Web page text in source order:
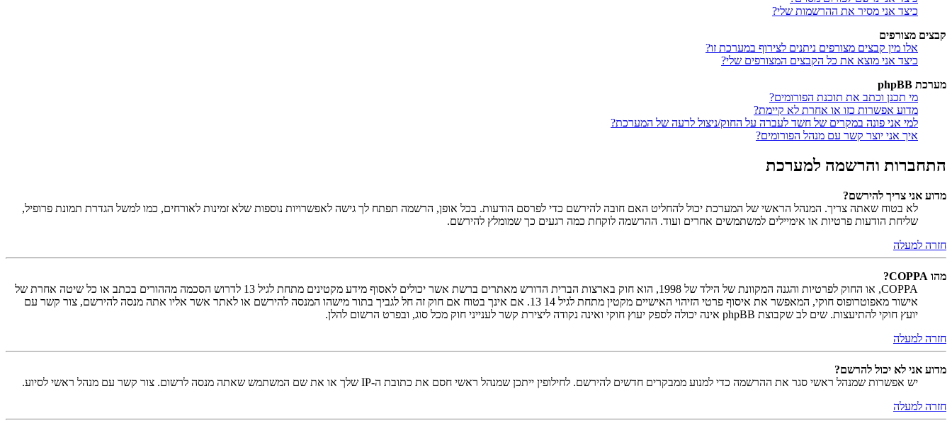
כיצד אני מסיר את ההרשמות שלי?
קבצים מצורפים
אלו מין קבצים מצורפים ניתנים לצירוף במערכת זו?
כיצד אני מוצא את כל הקבצים המצורפים שלי?
מערכת phpBB
מי תכנן וכתב את תוכנת הפורומים?
מדוע אפשרות כזו או אחרת לא קיימת?
למי אני פונה במקרים של חשד לעברה על החוק/ניצול לרעה של המערכת?
איך אני יוצר קשר עם מנהל הפורומים?
התחברות והרשמה למערכת
מדוע אני צריך להירשם?
לא בטוח שאתה צריך. המנהל הראשי של המערכת יכול להחליט האם חובה להירשם כדי לפרסם הודעות. בכל אופן, הרשמה תפתח לך גישה לאפשרויות נוספות שלא זמינות לאורחים, כמו למשל הגדרת תמונת פרופיל,
שליחת הודעות פרטיות או אימיילים למשתמשים אחרים ועוד. ההרשמה לוקחת כמה רגעים כך שמומלץ להירשם.
חזרה למעלה
מהו COPPA?
COPPA, או החוק לפרטיות והגנה המקוונת של הילד של 1998, הוא חוק בארצות הברית הדורש מאתרים ברשת אשר יכולים לאסוף מידע מקטינים מתחת לגיל 13 לדרוש הסכמה מההורים בכתב או כל שיטה אחרת של
אישור מאפוטרופוס חוקי, המאפשר את איסוף פרטי הזיהוי האישיים מקטין מתחת לגיל 14 13. אם אינך בטוח אם חוק זה חל לגביך בתור מישהו המנסה להירשם או לאתר אשר אליו אתה מנסה להירשם, צור קשר עם
יועץ חוקי להתיעצות. שים לב שקבוצת phpBB אינה יכולה לספק יעוץ חוקי ואינה נקודה ליצירת קשר לענייני חוק מכל סוג, ובפרט הרשום להלן.
חזרה למעלה
מדוע אני לא יכול להרשם?
יש אפשרות שמנהל ראשי סגר את ההרשמה כדי למנוע ממבקרים חדשים להירשם. לחילופין ייתכן שמנהל ראשי חסם את כתובת ה-IP שלך או את שם המשתמש שאתה מנסה לרשום. צור קשר עם מנהל ראשי לסיוע.
חזרה למעלה